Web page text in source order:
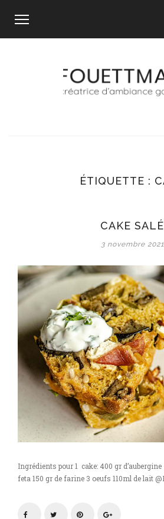
ÉTIQUETTE :
CAKE SALÉ
3 novembre 2021
Ingrédients pour 1 cake: 400 gr
feta 150 gr de farine 3 oeufs 110ml de lait